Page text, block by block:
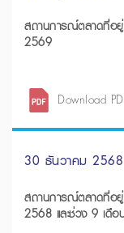
สถานการณ์ตลาดที่อ
2569
Download
30 ธันวาคม 2568
สถานการณ์ตลาดที่อยู่อา
2568 และช่วง 9 เดื